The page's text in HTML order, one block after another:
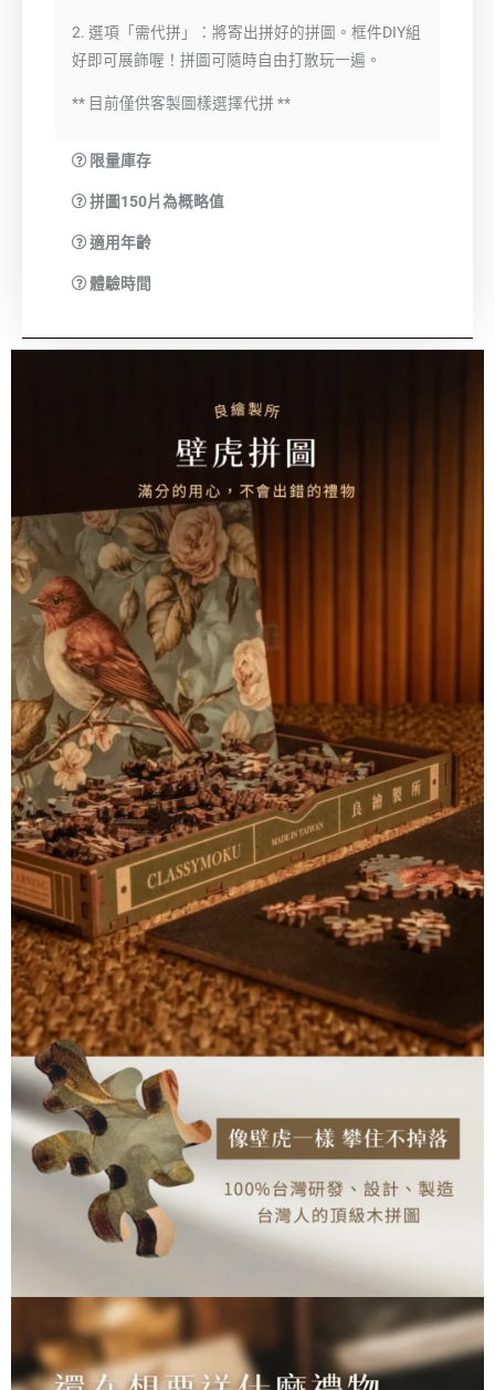
2. 選項「需代拼」：將寄出拼好的拼圖。框件DIY組
好即可展飾喔！拼圖可隨時自由打散玩一遍。
** 目前僅供客製圖樣選擇代拼 **
限量庫存
拼圖150片為概略值
適用年齡
體驗時間